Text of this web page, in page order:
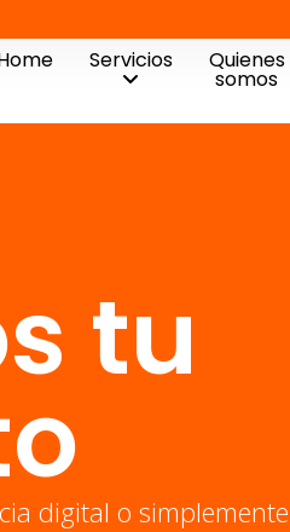
Servicios Quienes
somos
tu
digital o